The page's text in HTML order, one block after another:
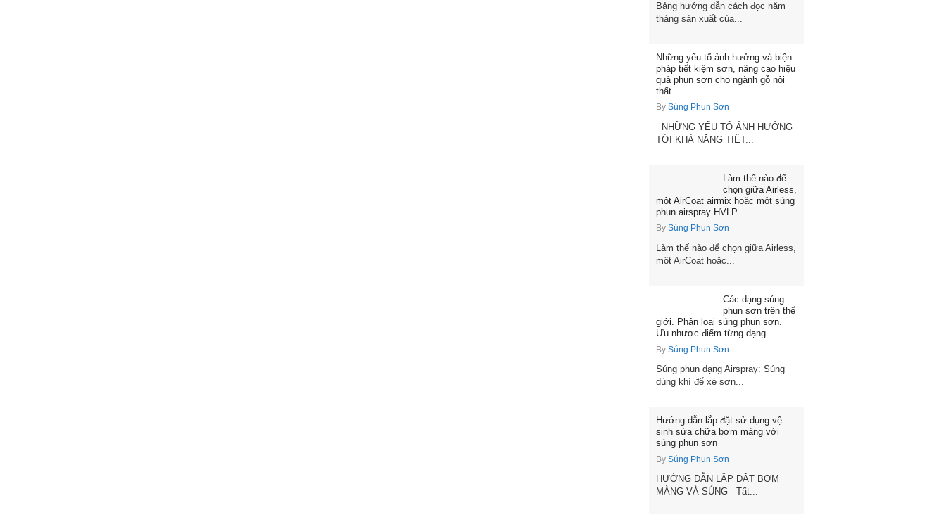
Bảng hướng dẫn cách đọc năm
tháng sản xuất của...
Những yếu tố ảnh hưởng và biện
pháp tiết kiệm sơn, nâng cao hiệu
quả phun sơn cho ngành gỗ nội
thất
By Súng Phun Sơn
NHỮNG YẾU TỐ ẢNH HƯỞNG
TỚI KHẢ NĂNG TIẾT...
Làm thế nào để
chọn giữa Airless,
một AirCoat airmix hoặc một súng
phun airspray HVLP
By Súng Phun Sơn
Làm thế nào để chọn giữa Airless,
một AirCoat hoặc...
Các dạng súng
phun sơn trên thế
giới. Phân loại súng phun sơn.
Ưu nhược điểm từng dạng.
By Súng Phun Sơn
Súng phun dạng Airspray: Súng
dùng khí để xé sơn...
Hướng dẫn lắp đặt sử dụng vệ
sinh sửa chữa bơm màng với
súng phun sơn
By Súng Phun Sơn
HƯỚNG DẪN LẮP ĐẶT BƠM
MÀNG VÀ SÚNG Tất...